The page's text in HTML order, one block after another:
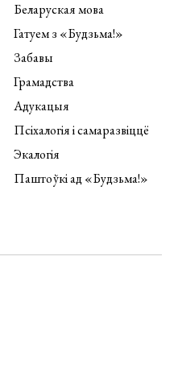
Беларуская мова
Гатуем з «Будзьма!»
Забавы
Грамадства
Адукацыя
Псіхалогія і самаразвіццё
Экалогія
Паштоўкі ад «Будзьма!»